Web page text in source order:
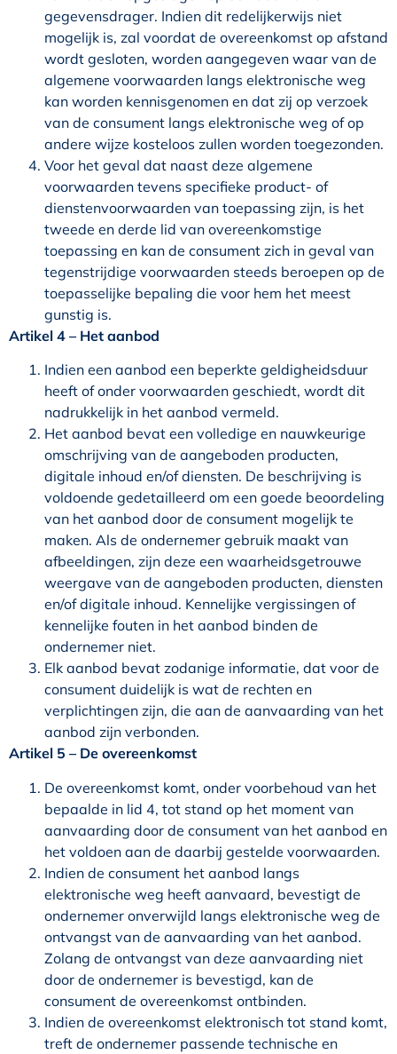
gegevensdrager. Indien dit redelijkerwijs niet
mogelijk is, zal voordat de overeenkomst op afstand
wordt gesloten, worden aangegeven waar van de
algemene voorwaarden langs elektronische weg
kan worden kennisgenomen en dat zij op verzoek
van de consument langs elektronische weg of op
andere wijze kosteloos zullen worden toegezonden.
Voor het geval dat naast deze algemene
voorwaarden tevens specifieke product- of
dienstenvoorwaarden van toepassing zijn, is het
tweede en derde lid van overeenkomstige
toepassing en kan de consument zich in geval van
tegenstrijdige voorwaarden steeds beroepen op de
toepasselijke bepaling die voor hem het meest
gunstig is.
Artikel 4 – Het aanbod
Indien een aanbod een beperkte geldigheidsduur
heeft of onder voorwaarden geschiedt, wordt dit
nadrukkelijk in het aanbod vermeld.
Het aanbod bevat een volledige en nauwkeurige
omschrijving van de aangeboden producten,
digitale inhoud en/of diensten. De beschrijving is
voldoende gedetailleerd om een goede beoordeling
van het aanbod door de consument mogelijk te
maken. Als de ondernemer gebruik maakt van
afbeeldingen, zijn deze een waarheidsgetrouwe
weergave van de aangeboden producten, diensten
en/of digitale inhoud. Kennelijke vergissingen of
kennelijke fouten in het aanbod binden de
ondernemer niet.
Elk aanbod bevat zodanige informatie, dat voor de
consument duidelijk is wat de rechten en
verplichtingen zijn, die aan de aanvaarding van het
aanbod zijn verbonden.
Artikel 5 – De overeenkomst
De overeenkomst komt, onder voorbehoud van het
bepaalde in lid 4, tot stand op het moment van
aanvaarding door de consument van het aanbod en
het voldoen aan de daarbij gestelde voorwaarden.
Indien de consument het aanbod langs
elektronische weg heeft aanvaard, bevestigt de
ondernemer onverwijld langs elektronische weg de
ontvangst van de aanvaarding van het aanbod.
Zolang de ontvangst van deze aanvaarding niet
door de ondernemer is bevestigd, kan de
consument de overeenkomst ontbinden.
Indien de overeenkomst elektronisch tot stand komt,
treft de ondernemer passende technische en